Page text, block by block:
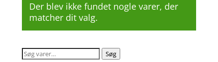
Der blev ikke fundet nogle varer, der
matcher dit valg.
Søg
Søg